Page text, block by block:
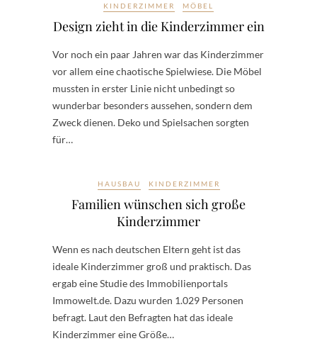
KINDERZIMMER MÖBEL
Design zieht in die Kinderzimmer ein
Vor noch ein paar Jahren war das Kinderzimmer
vor allem eine chaotische Spielwiese. Die Möbel
mussten in erster Linie nicht unbedingt so
wunderbar besonders aussehen, sondern dem
Zweck dienen. Deko und Spielsachen sorgten
für…
HAUSBAU KINDERZIMMER
Familien wünschen sich große
Kinderzimmer
Wenn es nach deutschen Eltern geht ist das
ideale Kinderzimmer groß und praktisch. Das
ergab eine Studie des Immobilienportals
Immowelt.de. Dazu wurden 1.029 Personen
befragt. Laut den Befragten hat das ideale
Kinderzimmer eine Größe…